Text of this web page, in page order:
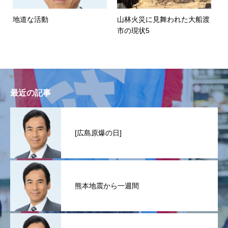
地道な活動
山林火災に見舞われた大船渡
市の現状5
最近の記事
[広島原爆の日]
熊本地震から一週間